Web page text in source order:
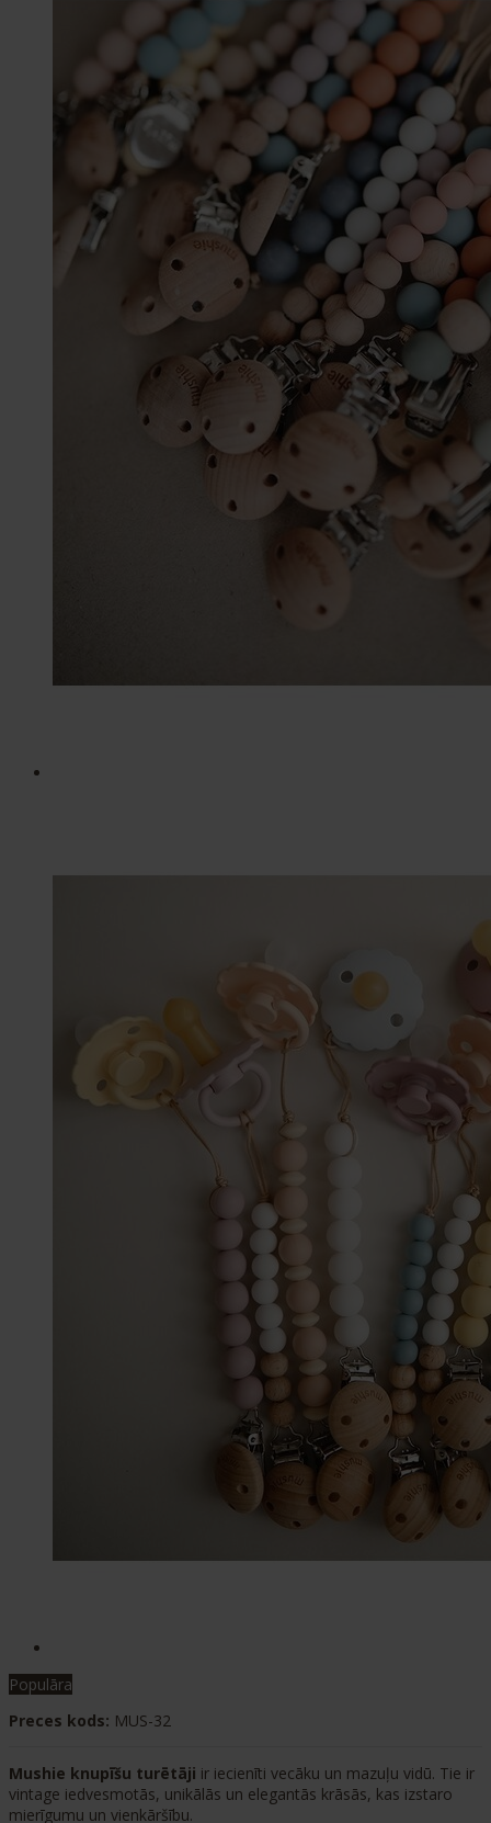
Populāra
Preces kods: MUS-32
Mushie knupīšu turētāji ir iecienīti vecāku un mazuļu vidū. Tie ir
vintage iedvesmotās, unikālās un elegantās krāsās, kas izstaro
mierīgumu un vienkāršību.